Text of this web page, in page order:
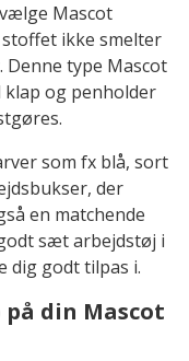
Mascot
ikke smelter
type Mascot
og penholder
som fx blå, sort
der
en matchende
sæt arbejdstøj i
dig godt tilpas i.
din Mascot